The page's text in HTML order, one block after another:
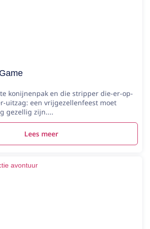
konijnenpak en die stripper die-er-op-
uitzag: een vrijgezellenfeest moet
gezellig zijn....
Lees meer